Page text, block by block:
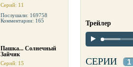
Серий: 11
Послушали: 169758
Комментарии: 165
Пашка... Солнечный
Зайчик
Серий: 15
Трейлер
СЕРИИ 1